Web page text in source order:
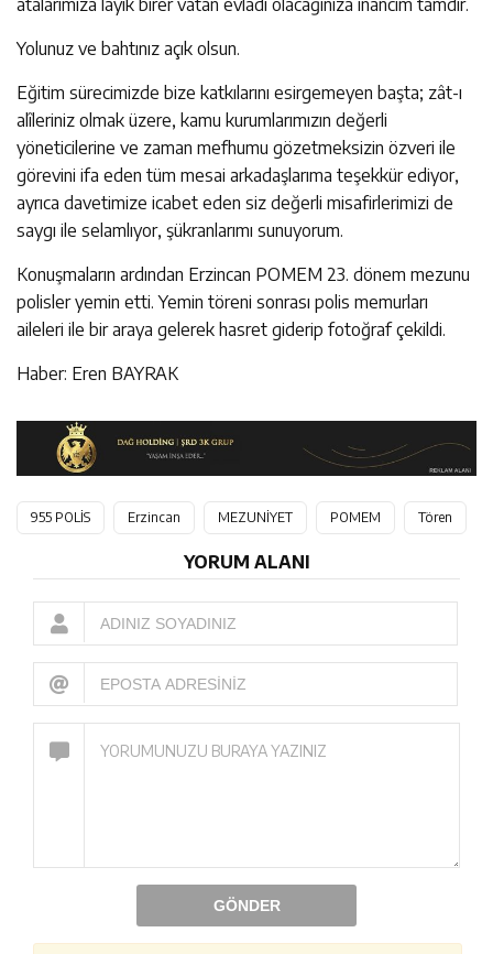
Yolunuz ve bahtınız açık olsun.
Eğitim sürecimizde bize katkılarını esirgemeyen başta; zât-ı
alîleriniz olmak üzere, kamu kurumlarımızın değerli
yöneticilerine ve zaman mefhumu gözetmeksizin özveri ile
görevini ifa eden tüm mesai arkadaşlarıma teşekkür ediyor,
ayrıca davetimize icabet eden siz değerli misafirlerimizi de
saygı ile selamlıyor, şükranlarımı sunuyorum.
Konuşmaların ardından Erzincan POMEM 23. dönem mezunu
polisler yemin etti. Yemin töreni sonrası polis memurları
aileleri ile bir araya gelerek hasret giderip fotoğraf çekildi.
Haber: Eren BAYRAK
955 POLİS Erzincan MEZUNİYET POMEM Tören
YORUM ALANI
GÖNDER